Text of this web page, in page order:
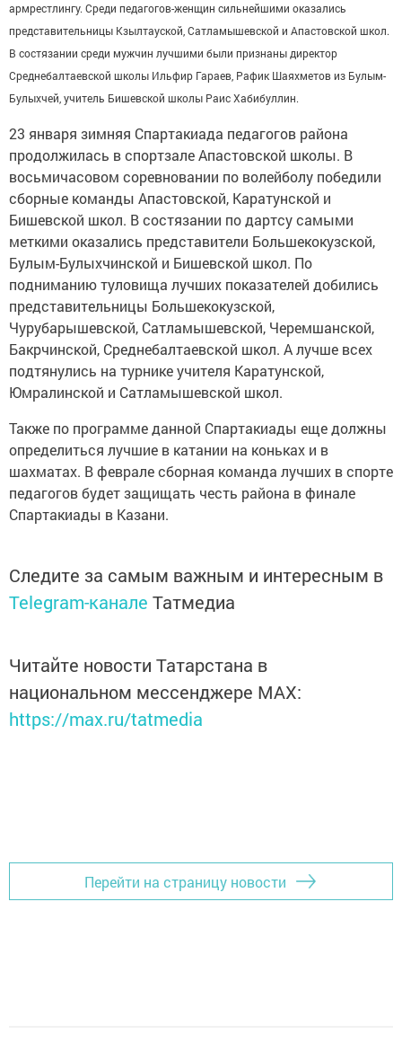
армрестлингу. Среди педагогов-женщин сильнейшими оказались
представительницы Кзылтауской, Сатламышевской и Апастовской школ.
В состязании среди мужчин лучшими были признаны директор
Среднебалтаевской школы Ильфир Гараев, Рафик Шаяхметов из Булым-
Булыхчей, учитель Бишевской школы Раис Хабибуллин.
23 января зимняя Спартакиада педагогов района
продолжилась в спортзале Апастовской школы. В
восьмичасовом соревновании по волейболу победили
сборные команды Апастовской, Каратунской и
Бишевской школ. В состязании по дартсу самыми
меткими оказались представители Большекокузской,
Булым-Булыхчинской и Бишевской школ. По
подниманию туловища лучших показателей добились
представительницы Большекокузской,
Чурубарышевской, Сатламышевской, Черемшанской,
Бакрчинской, Среднебалтаевской школ. А лучше всех
подтянулись на турнике учителя Каратунской,
Юмралинской и Сатламышевской школ.
Также по программе данной Спартакиады еще должны
определиться лучшие в катании на коньках и в
шахматах. В феврале сборная команда лучших в спорте
педагогов будет защищать честь района в финале
Спартакиады в Казани.
Следите за самым важным и интересным в
Telegram-канале Татмедиа
Читайте новости Татарстана в
национальном мессенджере MАХ:
https://max.ru/tatmedia
Перейти на страницу новости